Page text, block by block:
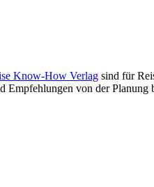
Know-How Verlag sind für
Empfehlungen von der